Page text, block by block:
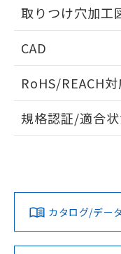
取りつけ穴加工
CAD
ドすることがで
ダウンロードデータを
みください。
ソフトウェアの使用条件
RoHS/REACH
EU RoHS 注意事
対応済み
規格認証/適合
LR型式承認
（イギリス
（
カタログ/デー